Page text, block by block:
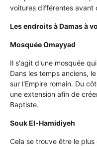
voitures différentes avant
Les endroits à Damas à
Mosquée Omayyad
Il s'agit d'une mosquée
Dans les temps anciens,
sur l'Empire romain. Du
une extension afin de
Baptiste.
Souk El-Hamidiyeh
Cela se trouve être le